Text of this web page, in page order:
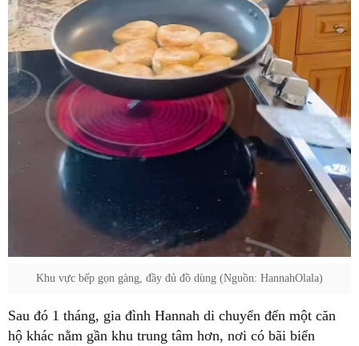
Khu vực bếp gọn gàng, đầy đủ đồ dùng (Nguồn: HannahOlala)
Sau đó 1 tháng, gia đình Hannah di chuyển đến một căn
hộ khác nằm gần khu trung tâm hơn, nơi có bãi biển